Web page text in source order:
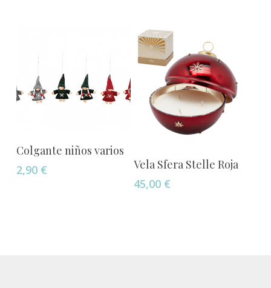
Añadir Al Carrito
Colgante niños varios
2,90 €
Seleccionar Opciones
producto
tiene
Vela Sfera Stelle Roja
45,00 €